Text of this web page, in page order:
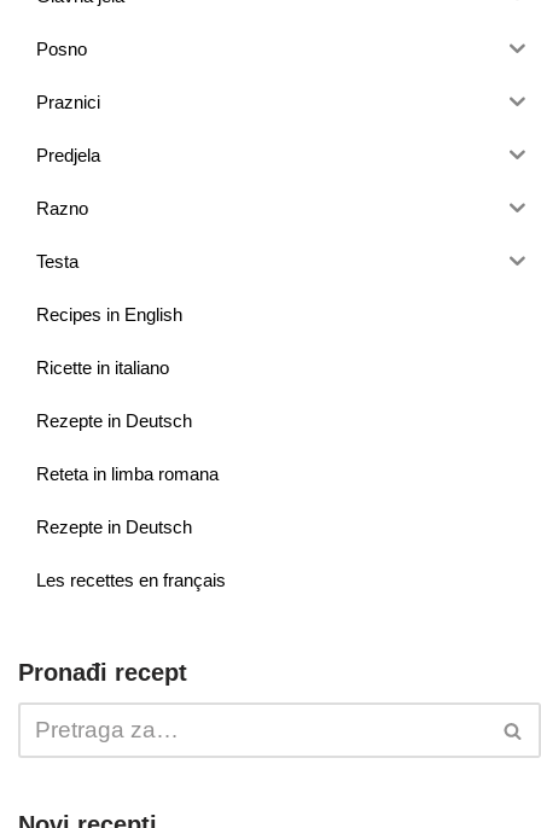
Posno
Praznici
Predjela
Razno
Testa
Recipes in English
Ricette in italiano
Rezepte in Deutsch
Reteta in limba romana
Rezepte in Deutsch
Les recettes en français
Pronađi recept